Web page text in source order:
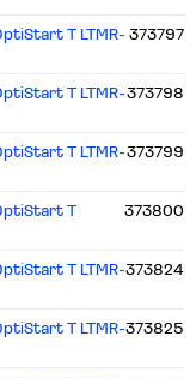
T LTMR- 373797
T LTMR-373798
T LTMR-373799
T
373800
T LTMR-373824
T LTMR-373825